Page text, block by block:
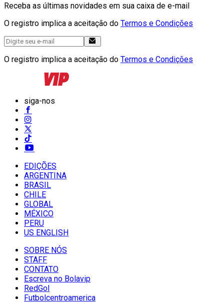
Receba as últimas novidades em sua caixa de e-mail
O registro implica a aceitação do Termos e Condições
O registro implica a aceitação do Termos e Condições
siga-nos
EDIÇÕES
ARGENTINA
BRASIL
CHILE
GLOBAL
MÉXICO
PERU
US ENGLISH
SOBRE NÓS
STAFF
CONTATO
Escreva no Bolavip
RedGol
Futbolcentroamerica